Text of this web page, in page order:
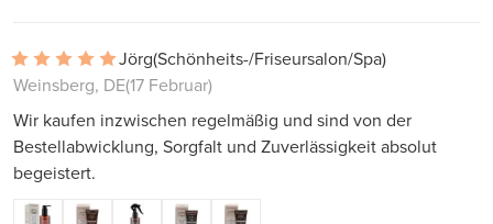
Jörg(Schönheits-/Friseursalon/Spa)
Weinsberg, DE(17 Februar)
Wir kaufen inzwischen regelmäßig und sind von der
Bestellabwicklung, Sorgfalt und Zuverlässigkeit absolut
begeistert.